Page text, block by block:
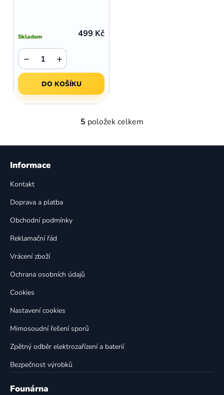
Skladem 499 Kč
+
−
DO KOŠÍKU
O
l
5 položek celkem
Z
Informace
Kontakt
Doprava a platba
Obchodní podmínky
Reklamační řád
Vrácení zboží
Ochrana osobních údajů
Cookies
Nastavení cookies
Mimosoudní řešení sporů
Zpětný odběr elektrozařízení a baterií
Bezpečnost výrobků
Founárna